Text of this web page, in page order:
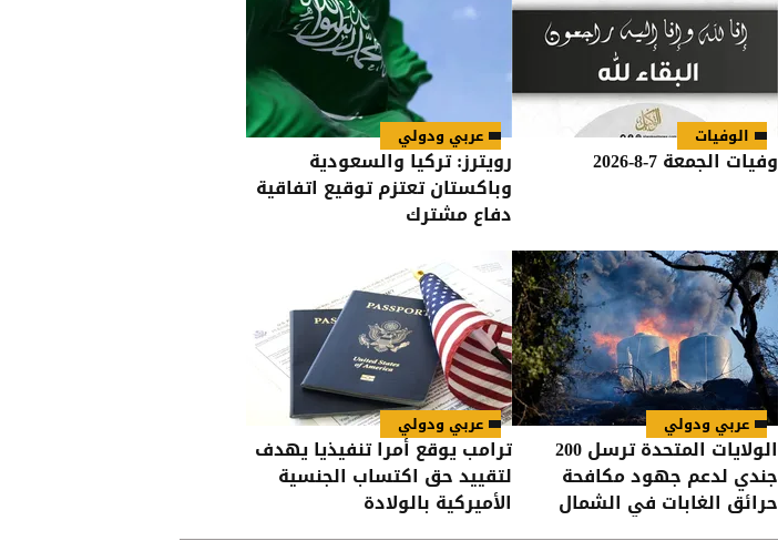
الوفيات
وفيات الجمعة 7-8-2026
عربي ودولي
رويترز: تركيا والسعودية
وباكستان تعتزم توقيع اتفاقية
دفاع مشترك
عربي ودولي
الولايات المتحدة ترسل 200
جندي لدعم جهود مكافحة
حرائق الغابات في الشمال
عربي ودولي
ترامب يوقع أمرا تنفيذيا يهدف
لتقييد حق اكتساب الجنسية
الأميركية بالولادة